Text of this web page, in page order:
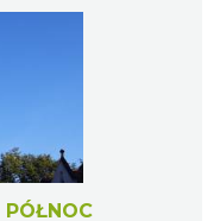
PÓŁNOC